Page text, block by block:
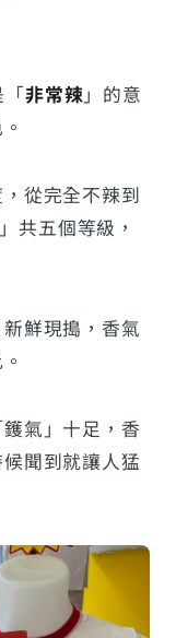
非常辣」的意
從完全不辣到
共五個等級，
鮮現搗，香氣
氣」十足，香
聞到就讓人猛